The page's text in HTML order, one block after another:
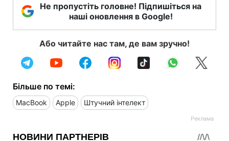
Не пропустіть головне! Підпишіться на
наші оновлення в Google!
Або читайте нас там, де вам зручно!
Більше по темі:
MacBook Apple Штучний інтелект